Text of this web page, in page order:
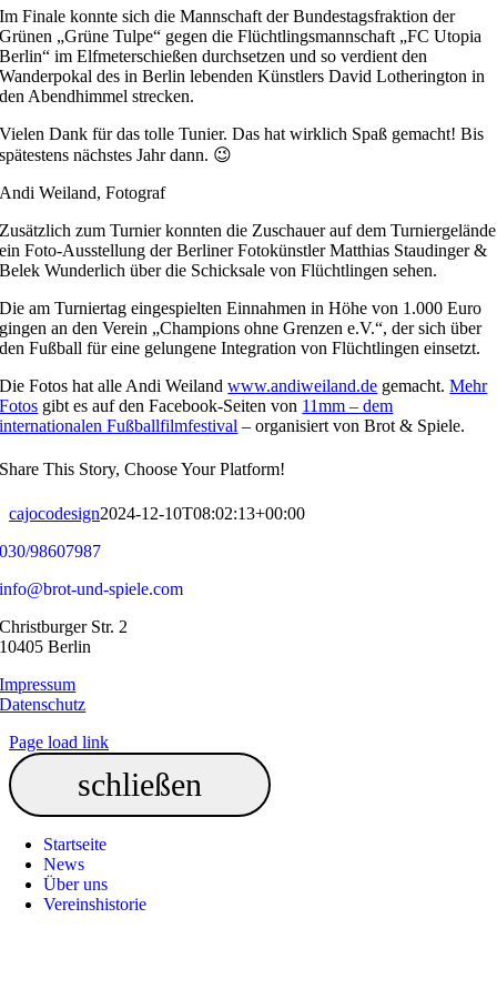
Im Finale konnte sich die Mannschaft der Bundestagsfraktion der
Grünen „Grüne Tulpe“ gegen die Flüchtlingsmannschaft „FC Utopia
Berlin“ im Elfmeterschießen durchsetzen und so verdient den
Wanderpokal des in Berlin lebenden Künstlers David Lotherington in
den Abendhimmel strecken.
Vielen Dank für das tolle Tunier. Das hat wirklich Spaß gemacht! Bis
spätestens nächstes Jahr dann. 😉
Andi Weiland, Fotograf
Zusätzlich zum Turnier konnten die Zuschauer auf dem Turniergelände
ein Foto-Ausstellung der Berliner Fotokünstler Matthias Staudinger &
Belek Wunderlich über die Schicksale von Flüchtlingen sehen.
Die am Turniertag eingespielten Einnahmen in Höhe von 1.000 Euro
gingen an den Verein „Champions ohne Grenzen e.V.“, der sich über
den Fußball für eine gelungene Integration von Flüchtlingen einsetzt.
Die Fotos hat alle Andi Weilandwww.andiweiland.de gemacht.Mehr
Fotos gibt es auf den Facebook-Seiten von 11mm – dem
internationalen Fußballfilmfestival – organisiert von Brot & Spiele.
Share This Story, Choose Your Platform!
cajocodesign2024-12-10T08:02:13+00:00
030/98607987
info@brot-und-spiele.com
Christburger Str. 2
10405 Berlin
Impressum
Datenschutz
Page load link
Startseite
News
Über uns
Vereinshistorie